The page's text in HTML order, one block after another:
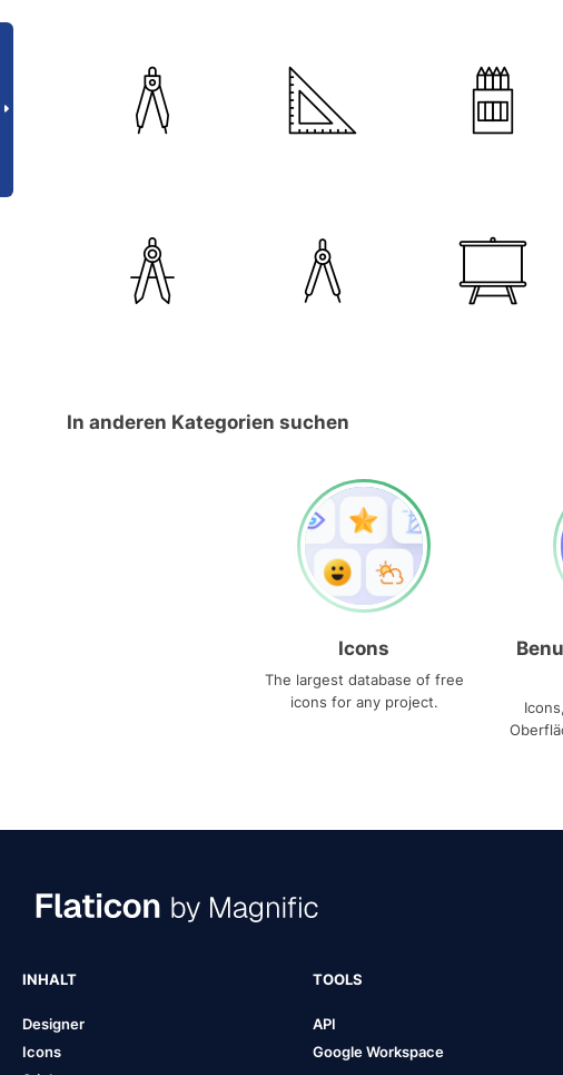
In anderen Kategorien suchen
Icons
The largest database of free
icons for any project.
INHALT
Designer
Icons
TOOLS
API
Google Workspace